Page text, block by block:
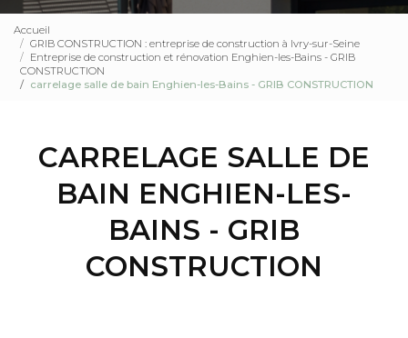
Accueil
GRIB CONSTRUCTION : entreprise de construction à Ivry-sur-Seine
Entreprise de construction et rénovation Enghien-les-Bains - GRIB
CONSTRUCTION
carrelage salle de bain Enghien-les-Bains - GRIB CONSTRUCTION
CARRELAGE SALLE DE
BAIN ENGHIEN-LES-
BAINS - GRIB
CONSTRUCTION